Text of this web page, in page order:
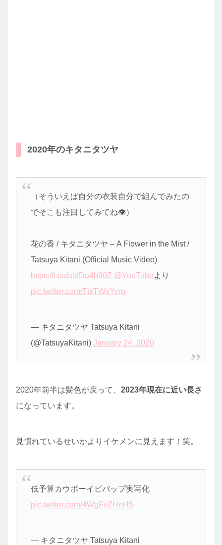
2020年のキタニタツヤ
（そういえば自分の衣装自分で組んでみたの
でそこも注目してみてね👁）
花の香 / キタニタツヤ – A Flower in the Mist /
Tatsuya Kitani (Official Music Video)
https://t.co/aldDa4b90Z @YouTubeより
pic.twitter.com/TtxTWxYvrq
— キタニタツヤ Tatsuya Kitani
(@TatsuyaKitani) January 24, 2020
2020年前半は髪色が戻って、 2023年現在に近い長さ
になっています。
見慣れているせいかよりイケメンに見えます！笑。
低予算カウボーイビバップ実写化
pic.twitter.com/4WgFvZHnH5
— キタニタツヤ Tatsuya Kitani